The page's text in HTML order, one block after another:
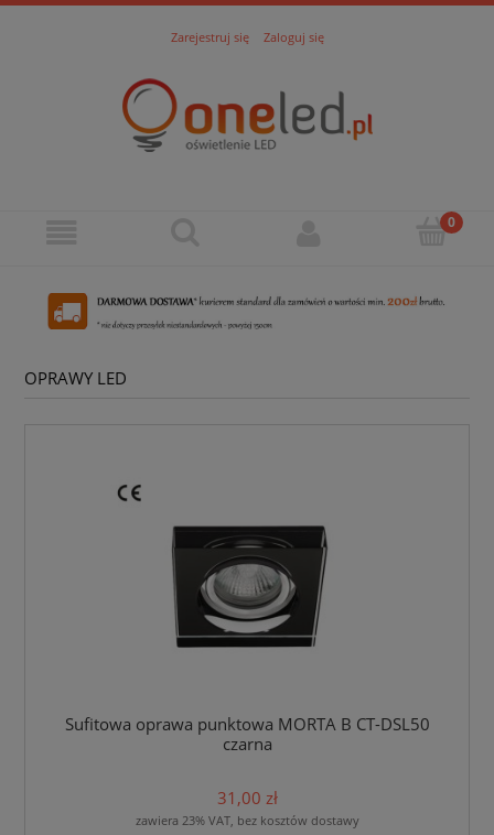
Zarejestruj się Zaloguj się
OPRAWY LED
Sufitowa oprawa punktowa MORTA B CT-DSL50
czarna
31,00 zł
zawiera 23% VAT, bez kosztów dostawy